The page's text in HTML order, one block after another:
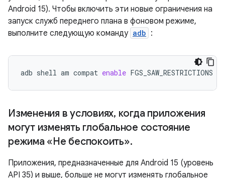
Android 15). Чтобы включить эти новые ограничения на
запуск служб переднего плана в фоновом режиме,
выполните следующую команду adb :
adb shell am compat enable FGS_SAW_RESTRICTIONS
Изменения в условиях, когда приложения
могут изменять глобальное состояние
режима «Не беспокоить».
Приложения, предназначенные для Android 15 (уровень
API 35) и выше, больше не могут изменять глобальное